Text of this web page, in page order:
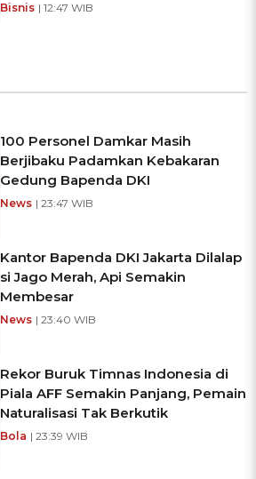
Bisnis | 12:47 WIB
100 Personel Damkar Masih
Berjibaku Padamkan Kebakaran
Gedung Bapenda DKI
News | 23:47 WIB
Kantor Bapenda DKI Jakarta Dilalap
si Jago Merah, Api Semakin
Membesar
News | 23:40 WIB
Rekor Buruk Timnas Indonesia di
Piala AFF Semakin Panjang, Pemain
Naturalisasi Tak Berkutik
Bola | 23:39 WIB